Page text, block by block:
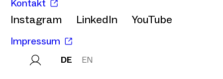
Kontakt
Instagram LinkedIn YouTube
Impressum
DE EN